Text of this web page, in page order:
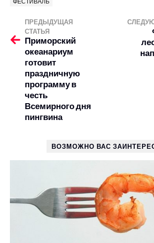
ПРЕДЫДУЩАЯ
СТАТЬЯ
Приморский
океанариум
готовит
праздничную
программу в
честь
Всемирного дня
пингвина
ВОЗМОЖНО ВАС